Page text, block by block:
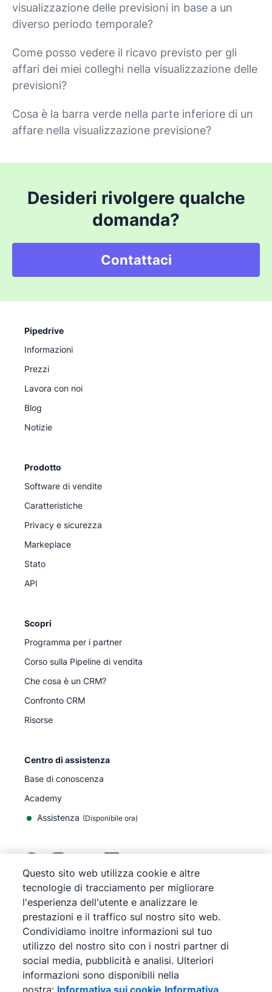
visualizzazione delle previsioni in base a un
diverso periodo temporale?
Come posso vedere il ricavo previsto per gli
affari dei miei colleghi nella visualizzazione delle
previsioni?
Cosa è la barra verde nella parte inferiore di un
affare nella visualizzazione previsione?
Desideri rivolgere qualche
domanda?
Contattaci
Pipedrive
Informazioni
Prezzi
Lavora con noi
Blog
Notizie
Prodotto
Software di vendite
Caratteristiche
Privacy e sicurezza
Markeplace
Stato
API
Scopri
Programma per i partner
Corso sulla Pipeline di vendita
Che cosa è un CRM?
Confronto CRM
Risorse
Centro di assistenza
Base di conoscenza
Academy
Assistenza (Disponibile ora)
©2026Pipedrive
Pipedrive
Termini di servizio
Pipedrive
Informativa sulla privacy
Mappa del sito
Informativa sui cookie
Preferenze cookie
Pipedrive è una soluzione CRM di vendite basata su
Questo sito web utilizza cookie e altre
tecnologie di tracciamento per migliorare
l'esperienza dell'utente e analizzare le
prestazioni e il traffico sul nostro sito web.
Condividiamo inoltre informazioni sul tuo
utilizzo del nostro sito con i nostri partner di
social media, pubblicità e analisi. Ulteriori
informazioni sono disponibili nella
nostra: Informativa sui cookie Informativa